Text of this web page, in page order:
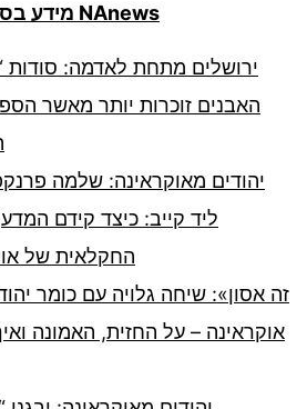
!! מידע בסיסי חדשות ישראל NAnews
ירושלים מתחת לאדמה: סודות
האבנים זוכרות יותר מאשר
יהודים מאוקראינה: שלמה
ליד קייב: כיצד קידם
החקלאית של
אוקראינה – על החזית, האמונה